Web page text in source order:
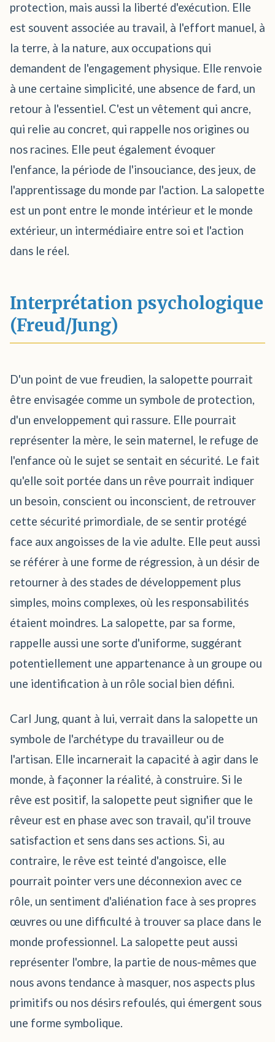
protection, mais aussi la liberté d'exécution. Elle
est souvent associée au travail, à l'effort manuel, à
la terre, à la nature, aux occupations qui
demandent de l'engagement physique. Elle renvoie
à une certaine simplicité, une absence de fard, un
retour à l'essentiel. C'est un vêtement qui ancre,
qui relie au concret, qui rappelle nos origines ou
nos racines. Elle peut également évoquer
l'enfance, la période de l'insouciance, des jeux, de
l'apprentissage du monde par l'action. La salopette
est un pont entre le monde intérieur et le monde
extérieur, un intermédiaire entre soi et l'action
dans le réel.
Interprétation psychologique
(Freud/Jung)
D'un point de vue freudien, la salopette pourrait
être envisagée comme un symbole de protection,
d'un enveloppement qui rassure. Elle pourrait
représenter la mère, le sein maternel, le refuge de
l'enfance où le sujet se sentait en sécurité. Le fait
qu'elle soit portée dans un rêve pourrait indiquer
un besoin, conscient ou inconscient, de retrouver
cette sécurité primordiale, de se sentir protégé
face aux angoisses de la vie adulte. Elle peut aussi
se référer à une forme de régression, à un désir de
retourner à des stades de développement plus
simples, moins complexes, où les responsabilités
étaient moindres. La salopette, par sa forme,
rappelle aussi une sorte d'uniforme, suggérant
potentiellement une appartenance à un groupe ou
une identification à un rôle social bien défini.
Carl Jung, quant à lui, verrait dans la salopette un
symbole de l'archétype du travailleur ou de
l'artisan. Elle incarnerait la capacité à agir dans le
monde, à façonner la réalité, à construire. Si le
rêve est positif, la salopette peut signifier que le
rêveur est en phase avec son travail, qu'il trouve
satisfaction et sens dans ses actions. Si, au
contraire, le rêve est teinté d'angoisce, elle
pourrait pointer vers une déconnexion avec ce
rôle, un sentiment d'aliénation face à ses propres
œuvres ou une difficulté à trouver sa place dans le
monde professionnel. La salopette peut aussi
représenter l'ombre, la partie de nous-mêmes que
nous avons tendance à masquer, nos aspects plus
primitifs ou nos désirs refoulés, qui émergent sous
une forme symbolique.